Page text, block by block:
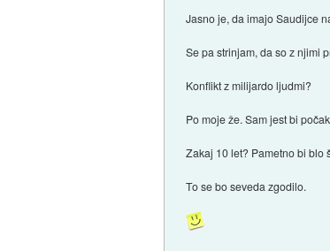
Jasno je, da imajo Saudijce
Se pa strinjam, da so z njimi
Konflikt z milijardo ljudmi?
Po moje že. Sam jest bi
Zakaj 10 let? Pametno bi blo
To se bo seveda zgodilo.